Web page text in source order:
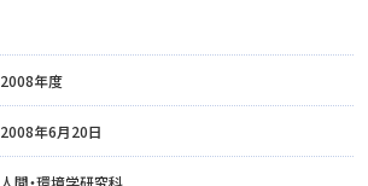
2008年度
2008年6月20日
人間・環境学研究科